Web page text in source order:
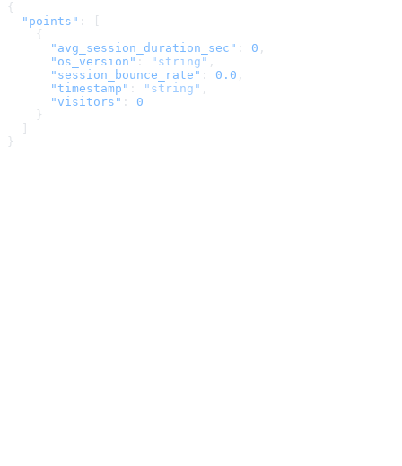
{
  "points"
: [
    {
      "avg_session_duration_sec"
: 0 ,
      "os_version"
: "string" ,
      "session_bounce_rate"
: 0.0 ,
      "timestamp"
: "string" ,
      "visitors"
: 0
    }
}